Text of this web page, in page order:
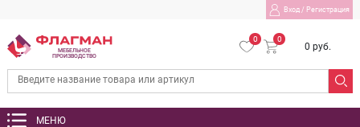
Вход/ Регистрация
МЕБЕЛЬНОЕ
ПРОИЗВОДСТВО
0 0
0 руб.
МЕНЮ